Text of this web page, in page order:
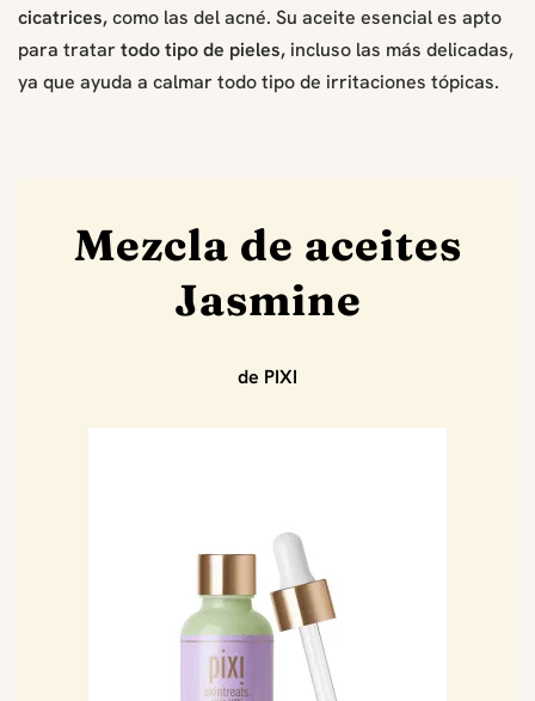
cicatrices,como las del acné. Su aceite esencial es apto
para tratartodo tipo de pieles, incluso las más delicadas,
ya que ayuda a calmar todo tipo de irritaciones tópicas.
Mezcla de aceites
Jasmine
de PIXI